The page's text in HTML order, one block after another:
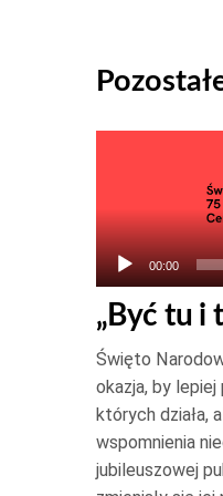
dźwiękowych
00:00
„Być tu i
Święto
okazja, by
których działa,
wspomnienia
jubileuszowej